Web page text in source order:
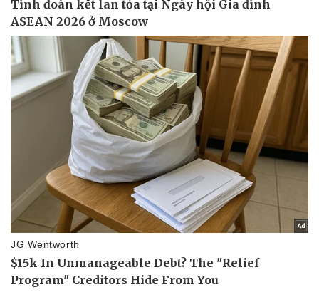
Pháp luật
Vụ án
Tin nóng
Tư vấn luật
Quân sự - Quốc phòng
Vũ khí
Việt Nam
Phân tích